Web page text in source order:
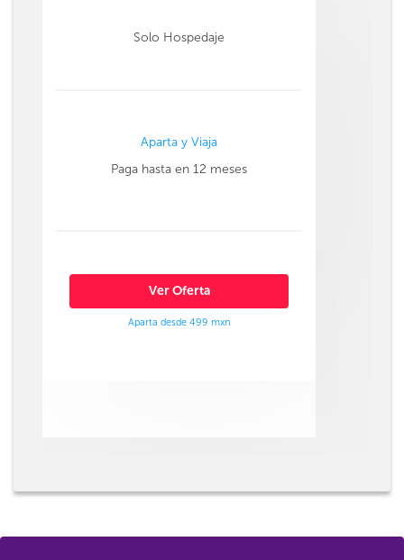
Solo Hospedaje
Aparta y Viaja
Paga hasta en 12 meses
Ver Oferta
Aparta desde 499 mxn